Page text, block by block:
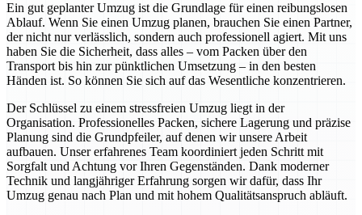
Ein gut geplanter Umzug ist die Grundlage für einen reibungslosen
Ablauf. Wenn Sie einen Umzug planen, brauchen Sie einen Partner,
der nicht nur verlässlich, sondern auch professionell agiert. Mit uns
haben Sie die Sicherheit, dass alles – vom Packen über den
Transport bis hin zur pünktlichen Umsetzung – in den besten
Händen ist. So können Sie sich auf das Wesentliche konzentrieren.
Der Schlüssel zu einem stressfreien Umzug liegt in der
Organisation. Professionelles Packen, sichere Lagerung und präzise
Planung sind die Grundpfeiler, auf denen wir unsere Arbeit
aufbauen. Unser erfahrenes Team koordiniert jeden Schritt mit
Sorgfalt und Achtung vor Ihren Gegenständen. Dank moderner
Technik und langjähriger Erfahrung sorgen wir dafür, dass Ihr
Umzug genau nach Plan und mit hohem Qualitätsanspruch abläuft.